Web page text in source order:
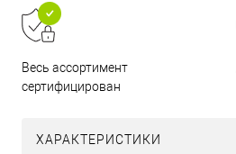
Весь ассортимент
сертифицирован
ХАРАКТЕРИСТИКИ